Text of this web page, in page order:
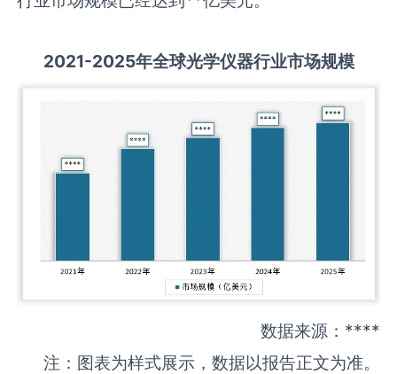
2021-2025年全球光学仪器行业市场规模
数据来源：****
注：图表为样式展示，数据以报告正文为准。